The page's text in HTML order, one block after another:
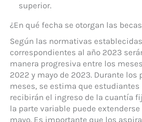
superior.
¿En qué fecha se otorgan las
Según las normativas
correspondientes al año 2023
manera progresiva entre los
2022 y mayo de 2023. Durante los
meses, se estima que estudiantes
recibirán el ingreso de la cuantía
la parte variable puede
mayo. Es importante que los